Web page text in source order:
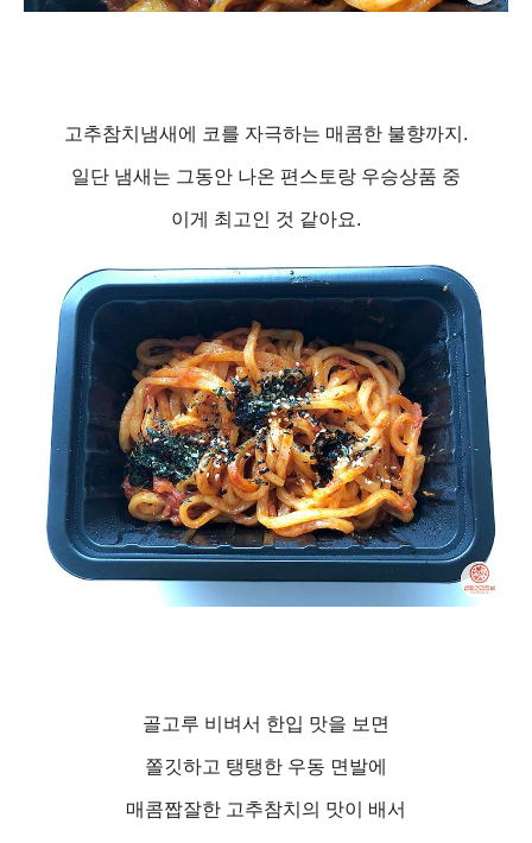
고추참치냄새에 코를 자극하는 매콤한 불향까지.
일단 냄새는 그동안 나온 편스토랑 우승상품 중
이게 최고인 것 같아요.
골고루 비벼서 한입 맛을 보면
쫄깃하고 탱탱한 우동 면발에
매콤짭잘한 고추참치의 맛이 배서